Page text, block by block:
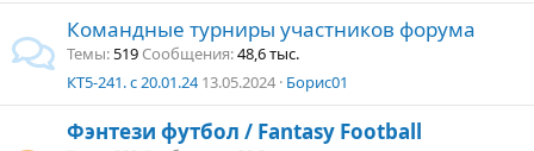
Командные турниры участников форума
Темы 519 Сообщения 48,6 тыс.
КТ5-241. с 20.01.24 13.05.2024 Борис01
Фэнтези футбол / Fantasy Football